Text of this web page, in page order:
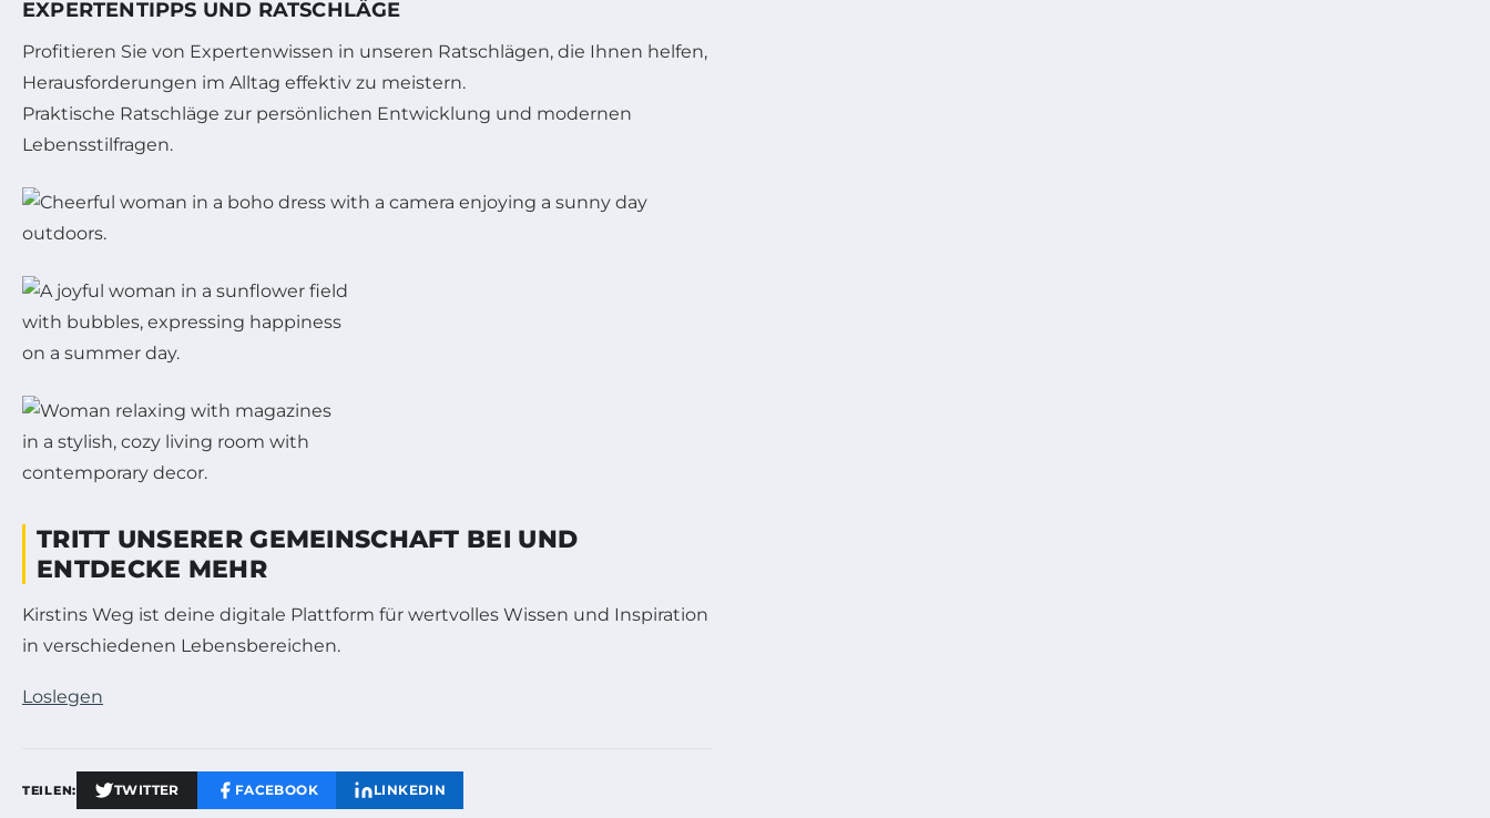
EXPERTENTIPPS UND RATSCHLÄGE
Profitieren Sie von Expertenwissen in unseren Ratschlägen, die Ihnen helfen,
Herausforderungen im Alltag effektiv zu meistern.
Praktische Ratschläge zur persönlichen Entwicklung und modernen
Lebensstilfragen.
TRITT UNSERER GEMEINSCHAFT BEI UND
ENTDECKE MEHR
Kirstins Weg ist deine digitale Plattform für wertvolles Wissen und Inspiration
in verschiedenen Lebensbereichen.
Loslegen
TEILEN: TWITTER FACEBOOK LINKEDIN